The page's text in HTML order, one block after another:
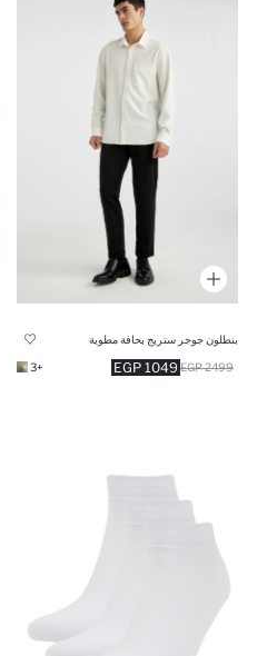
بنطلون جوجر ستريج بحافة مطوية
1049 EGP 2499 EGP
+3